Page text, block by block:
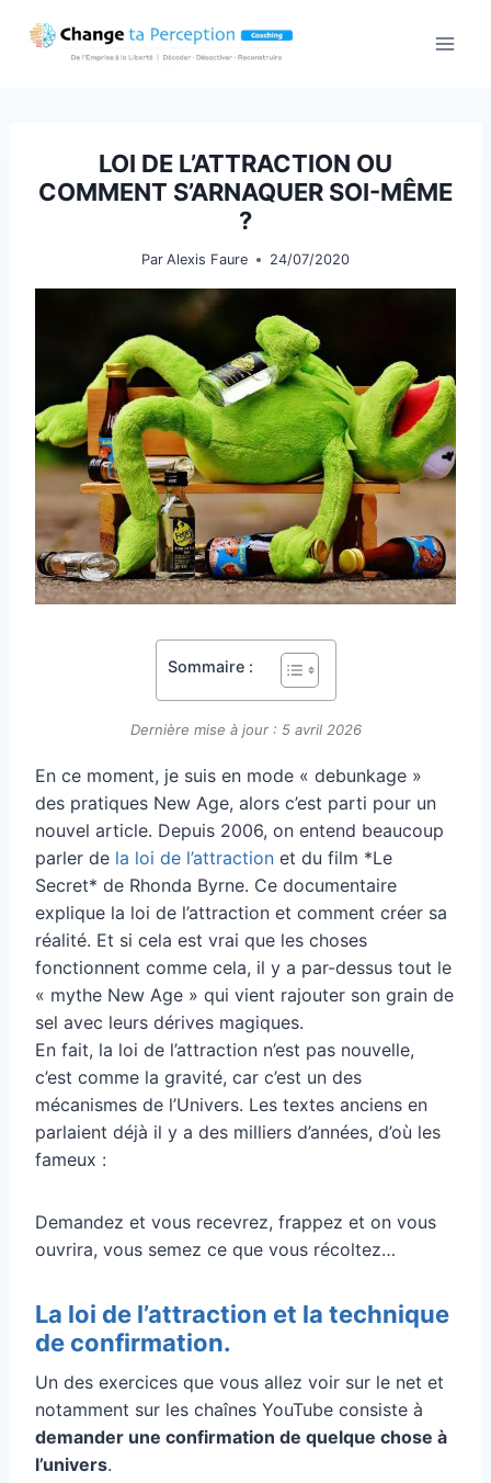
LOI DE L’ATTRACTION OU
COMMENT S’ARNAQUER SOI-MÊME
?
Par Alexis Faure 24/07/2020
Sommaire :
Dernière mise à jour : 5 avril 2026
En ce moment, je suis en mode « debunkage »
des pratiques New Age, alors c’est parti pour un
nouvel article. Depuis 2006, on entend beaucoup
parler de la loi de l’attraction et du film *Le
Secret* de Rhonda Byrne. Ce documentaire
explique la loi de l’attraction et comment créer sa
réalité. Et si cela est vrai que les choses
fonctionnent comme cela, il y a par-dessus tout le
« mythe New Age » qui vient rajouter son grain de
sel avec leurs dérives magiques.
En fait, la loi de l’attraction n’est pas nouvelle,
c’est comme la gravité, car c’est un des
mécanismes de l’Univers. Les textes anciens en
parlaient déjà il y a des milliers d’années, d’où les
fameux :
Demandez et vous recevrez, frappez et on vous
ouvrira, vous semez ce que vous récoltez…
La loi de l’attraction et la technique
de confirmation.
Un des exercices que vous allez voir sur le net et
notamment sur les chaînes YouTube consiste à
demander une confirmation de quelque chose à
l’univers.